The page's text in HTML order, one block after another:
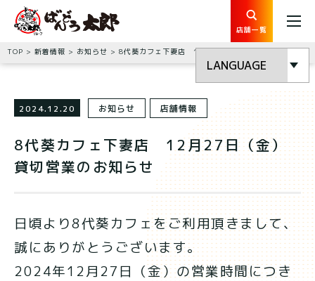
店舗一覧
TOP 新着情報 お知らせ 8代葵カフェ下妻店 12月27日（金）貸切営業のお知らせ
2024.12.20 お知らせ 店舗情報
8代葵カフェ下妻店 12月27日（金）
貸切営業のお知らせ
日頃より8代葵カフェをご利用頂きまして、
誠にありがとうございます。
2024年12月27日（金）の営業時間につき